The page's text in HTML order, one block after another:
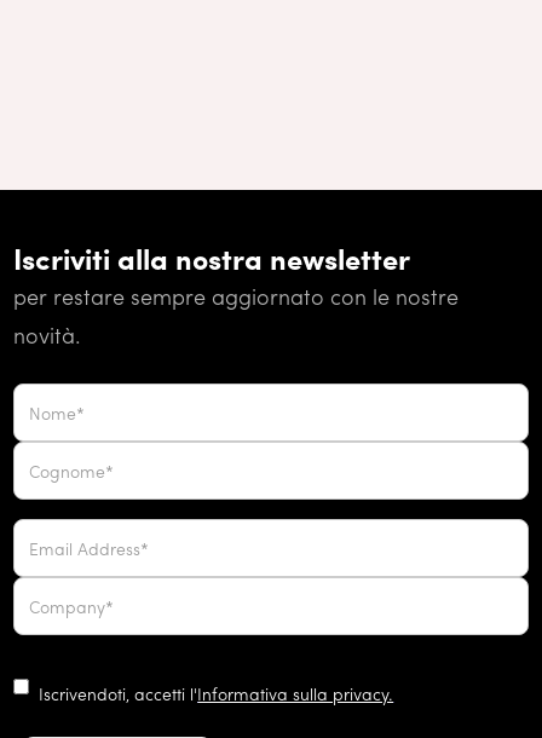
Iscriviti alla nostra newsletter
per restare sempre aggiornato con le nostre
novità.
Iscrivendoti, accetti l'Informativa sulla privacy.